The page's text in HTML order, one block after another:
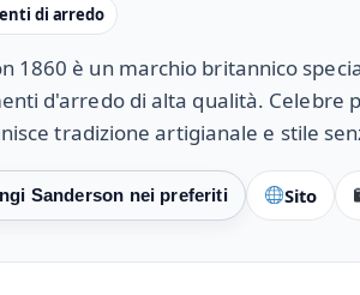
di arredo
1860 è un marchio britannico
d'arredo di alta qualità. Celebre
tradizione artigianale e stile
Sito